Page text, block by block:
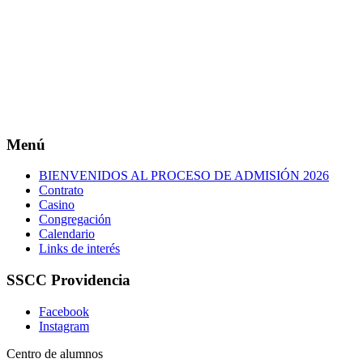
Menú
BIENVENIDOS AL PROCESO DE ADMISIÓN 2026
Contrato
Casino
Congregación
Calendario
Links de interés
SSCC Providencia
Facebook
Instagram
Centro de alumnos